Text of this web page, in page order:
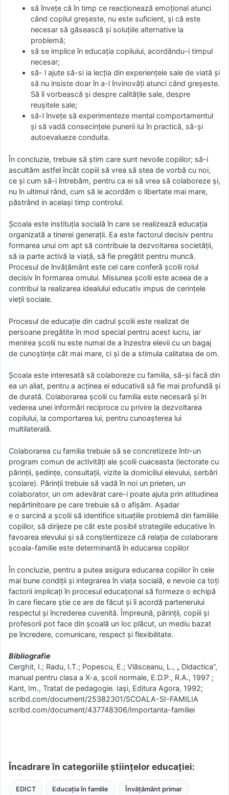
să învețe că în timp ce reacționează emoţional atunci
când copilul greşeste, nu este suficient, și că este
necesar să găsească şi soluţiile alternative la
problemă;
să se implice în educaţia copilului, acordăndu-i timpul
necesar;
să- l ajute să-si ia lecţia din experienţele sale de viată şi
să nu insiste doar în a-l învinovăţi atunci când greşeste.
Să îi vorbească şi despre calităţile sale, despre
reuşitele sale;
să-l învețe să experimenteze mental comportamentul
şi să vadă consecinţele punerii lui în practică, să-şi
autoevalueze conduita.
În concluzie, trebuie să știm care sunt nevoile copiilor; să-i
ascultăm astfel încât copiii să vrea să stea de vorbă cu noi,
ce şi cum să-i întrebăm, pentru ca ei să vrea să colaboreze și,
nu în ultimul rând, cum să le acordăm o libertate mai mare,
păstrând in acelaşi timp controlul.
Şcoala este instituţia socială în care se realizează educaţia
organizată a tinerei generaţii. Ea este factorul decisiv pentru
formarea unui om apt să contribuie la dezvoltarea societăţii,
să ia parte activă la viaţă, să fie pregătit pentru muncă.
Procesul de învăţământ este cel care conferă şcolii rolul
decisiv în formarea omului. Misiunea şcolii este aceea de a
contribui la realizarea idealului educativ impus de cerinţele
vieţii sociale.
Procesul de educație din cadrul școlii este realizat de
persoane pregătite în mod special pentru acest lucru, iar
menirea școlii nu este numai de a înzestra elevii cu un bagaj
de cunoștințe cât mai mare, ci și de a stimula calitatea de om.
Școala este interesată să colaboreze cu familia, să-și facă din
ea un aliat, pentru a acținea ei educativă să fie mai profundã şi
de duratã. Colaborarea şcolii cu familia este necesarã şi în
vederea unei informãri reciproce cu privire la dezvoltarea
copilului, la comportarea lui, pentru cunoaşterea lui
multilateralã.
Colaborarea cu familia trebuie să se concretizeze într-un
program comun de activităţi ale şcolii cuaceasta (lectorate cu
părinţii, şedinţe, consultaţii, vizite la domiciliul elevului, serbări
şcolare). Părinţii trebuie să vadă în noi un prieten, un
colaborator, un om adevărat care-i poate ajuta prin atitudinea
nepărtinitoare pe care trebuie să o afişăm. Aşadar
e o sarcină a şcolii să identifice situaţiile problemă din familiile
copiilor, să dirijeze pe cât este posibil strategiile educative în
favoarea elevului şi să conştientizeze că relaţia de colaborare
şcoala-familie este determinantă în educarea copiilor
În concluzie, pentru a putea asigura educarea copiilor în cele
mai bune condiţii şi integrarea în viaţa socială, e nevoie ca toţi
factorii implicaţi în procesul educaţional să formeze o echipă
în care fiecare ştie ce are de făcut şi îi acordă partenerului
respectul şi încrederea cuvenită. Împreună, părinţii, copiii şi
profesorii pot face din şcoală un loc plăcut, un mediu bazat
pe încredere, comunicare, respect şi flexibilitate.
Bibliografie
Cerghit, I.; Radu, I.T.; Popescu, E.; Vlăsceanu, L., „ Didactica”,
manual pentru clasa a X-a, şcoli normale, E.D.P., R.A., 1997 ;
Kant, Im., Tratat de pedagogie. Iaşi, Editura Agora, 1992;
scribd.com/document/25382301/SCOALA-SI-FAMILIA
scribd.com/document/437748306/Importanta-familiei
Încadrare în categoriile științelor educației:
EDICT Educația în familie Învățământ primar